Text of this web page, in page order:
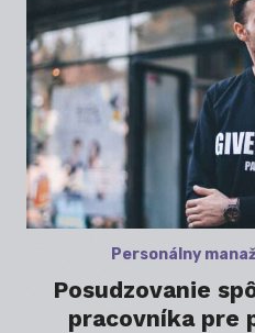
Personálny
Posudzovanie
pracovníka pre